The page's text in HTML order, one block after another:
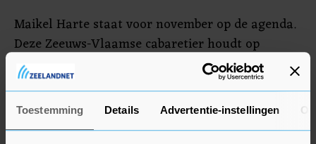
Toestemming Details Advertentie-instellingen
Maikel Harte staat voor november op de agenda.
Deze Zeeuws-Vlaamse cabaretier houdt op
zaterdagavond 20 november een try-out van zijn
oudejaarsconference ‘Deur’. “Maikel staat voor
een avondje lachen. In het dagelijks leven is hij
advocaat en cabaret is zijn hobby. Het plezier